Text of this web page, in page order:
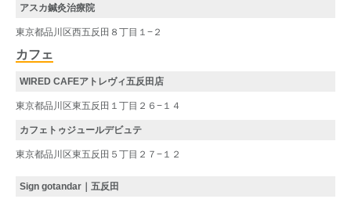
アスカ鍼灸治療院
東京都品川区西五反田８丁目１−２
カフェ
WIRED CAFEアトレヴィ五反田店
東京都品川区東五反田１丁目２６−１４
カフェトゥジュールデビュテ
東京都品川区東五反田５丁目２７−１２
Sign gotandar｜五反田